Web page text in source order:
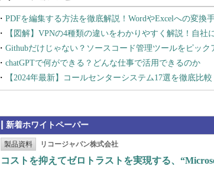
PDFを編集する方法を徹底解説！WordやExcelへの変換
【図解】VPNの4種類の違いをわかりやすく解説！自社
Githubだけじゃない？ソースコード管理ツールをピック
chatGPTで何ができる？どんな仕事で活用できるのか
【2024年最新】コールセンターシステム17選を徹底比
新着ホワイトペーパー
製品資料 リコージャパン株式会社
コストを抑えてゼロトラストを実現する、